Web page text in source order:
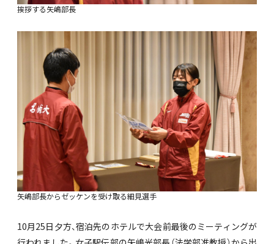
挨拶する矢嶋部長
矢嶋部長からゼッケンを受け取る細見選手
10月25日夕方、宿泊先のホテルで大会前最後のミーティングが